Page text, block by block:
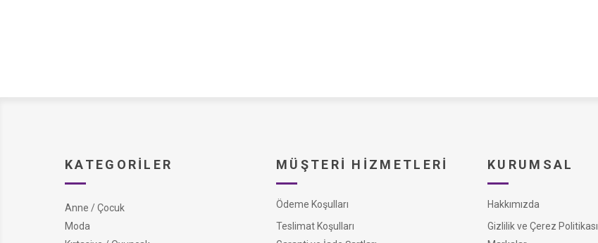
KATEGORILER
Anne / Çocuk
Moda
MÜŞTERI HIZMETLERI
Ödeme Koşulları
Teslimat Koşulları
KURUMSAL
Hakkımızda
Gizlilik ve Çerez Politikası